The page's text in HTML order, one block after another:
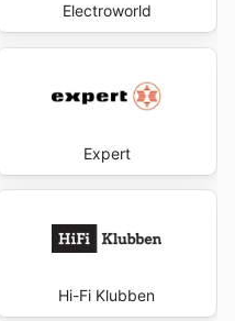
Electroworld
Expert
Hi-Fi Klubben